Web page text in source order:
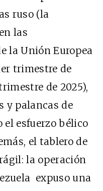
ruso (la
las
la Unión Europea
trimestre de
de 2025),
y palancas de
esfuerzo bélico
el tablero de
la operación
expuso una